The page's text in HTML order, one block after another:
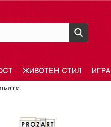
ЖИВОТЕН СТИЛ ИГРА